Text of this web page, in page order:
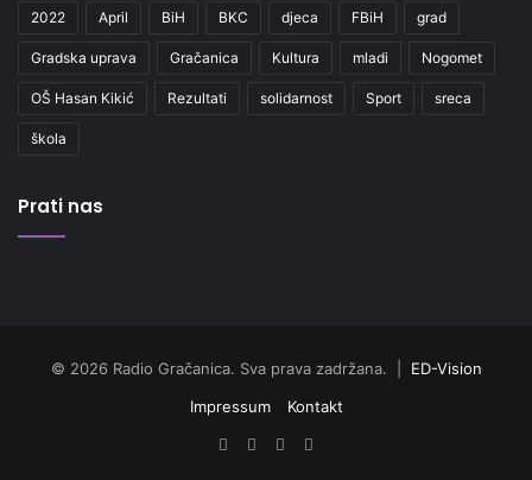
2022 April BiH BKC djeca FBiH grad
Gradska uprava Gračanica Kultura mladi Nogomet
OŠ Hasan Kikić Rezultati solidarnost Sport sreca
škola
Prati nas
© 2026 Radio Gračanica. Sva prava zadržana. | ED-Vision
Impressum
Kontakt